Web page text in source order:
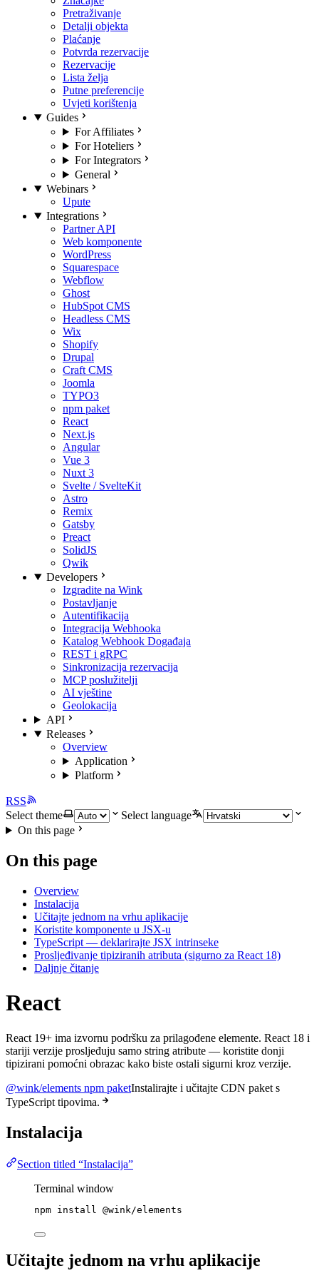
Pretraživanje
Detalji objekta
Plaćanje
Potvrda rezervacije
Rezervacije
Lista želja
Putne preferencije
Uvjeti korištenja
Guides
For Affiliates
For Hoteliers
For Integrators
General
Webinars
Upute
Integrations
Partner API
Web komponente
WordPress
Squarespace
Webflow
Ghost
HubSpot CMS
Headless CMS
Wix
Shopify
Drupal
Craft CMS
Joomla
TYPO3
npm paket
React
Next.js
Angular
Vue 3
Nuxt 3
Svelte / SvelteKit
Astro
Remix
Gatsby
Preact
SolidJS
Qwik
Developers
Izgradite na Wink
Postavljanje
Autentifikacija
Integracija Webhooka
Katalog Webhook Događaja
REST i gRPC
Sinkronizacija rezervacija
MCP poslužitelji
AI vještine
Geolokacija
API
Releases
Overview
Application
Platform
RSS
Select theme
Select language
On this page
On this page
Overview
Instalacija
Učitajte jednom na vrhu aplikacije
Koristite komponente u JSX-u
TypeScript — deklarirajte JSX intrinseke
Prosljeđivanje tipiziranih atributa (sigurno za React 18)
Daljnje čitanje
React
React 19+ ima izvornu podršku za prilagođene elemente. React 18 i
stariji verzije prosljeđuju samo string atribute — koristite donji
tipizirani pomoćni obrazac kako biste ostali sigurni kroz verzije.
@wink/elements npm paketInstalirajte i učitajte CDN paket s
TypeScript tipovima.
Instalacija
Section titled “Instalacija”
Terminal window
npm install @wink/elements
Učitajte jednom na vrhu aplikacije